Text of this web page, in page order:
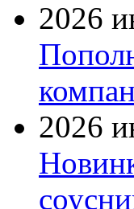
2026
2026